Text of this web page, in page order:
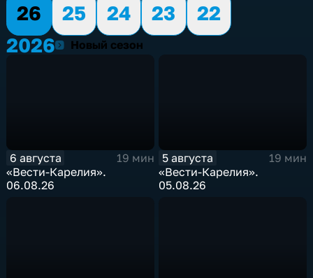
26
25 24 23
22
20262026 Новый сезон
6 августа
19 мин
«Вести-Карелия».
06.08.26
5 августа
19 мин
«Вести-Карелия».
05.08.26